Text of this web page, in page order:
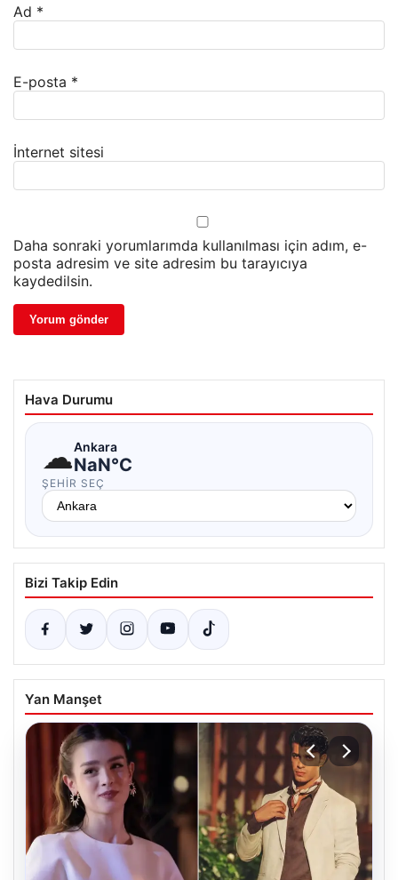
Ad *
E-posta *
İnternet sitesi
Daha sonraki yorumlarımda kullanılması için adım, e-
posta adresim ve site adresim bu tarayıcıya
kaydedilsin.
Hava Durumu
☁Ankara
NaN°C
ŞEHIR SEÇ
Bizi Takip Edin
Yan Manşet